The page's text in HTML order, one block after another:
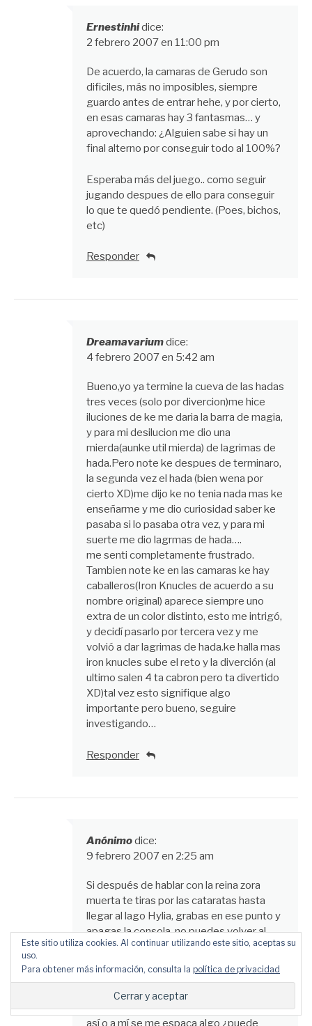
Ernestinhidice:
2 febrero 2007 en 11:00 pm
De acuerdo, la camaras de Gerudo son
dificiles, más no imposibles, siempre
guardo antes de entrar hehe, y por cierto,
en esas camaras hay 3 fantasmas… y
aprovechando: ¿Alguien sabe si hay un
final alterno por conseguir todo al 100%?
Esperaba más del juego.. como seguir
jugando despues de ello para conseguir
lo que te quedó pendiente. (Poes, bichos,
etc)
Responder
Dreamavariumdice:
4 febrero 2007 en 5:42 am
Bueno,yo ya termine la cueva de las hadas
tres veces (solo por divercion)me hice
iluciones de ke me daria la barra de magia,
y para mi desilucion me dio una
mierda(aunke util mierda) de lagrimas de
hada.Pero note ke despues de terminaro,
la segunda vez el hada (bien wena por
cierto XD)me dijo ke no tenia nada mas ke
enseñarme y me dio curiosidad saber ke
pasaba si lo pasaba otra vez, y para mi
suerte me dio lagrmas de hada….
me senti completamente frustrado.
Tambien note ke en las camaras ke hay
caballeros(Iron Knucles de acuerdo a su
nombre original) aparece siempre uno
extra de un color distinto, esto me intrigó,
y decidí pasarlo por tercera vez y me
volvió a dar lagrimas de hada.ke halla mas
iron knucles sube el reto y la diverción (al
ultimo salen 4 ta cabron pero ta divertido
XD)tal vez esto signifique algo
importante pero bueno, seguire
investigando…
Responder
Anónimodice:
9 febrero 2007 en 2:25 am
Si después de hablar con la reina zora
muerta te tiras por las cataratas hasta
llegar al lago Hylia, grabas en ese punto y
apagas la consola, no puedes volver al
lago Hylia pues empiezas donde hablaste
catarata el río está bloqueado en la zona
del alquiler de barcos. Esto me pasó y
estoy atascado en ese punto. No se si es
así o a mí se me espaca algo ¿puede
Este sitio utiliza cookies. Al continuar utilizando este sitio, aceptas su
uso.
Para obtener más información, consulta la política de privacidad